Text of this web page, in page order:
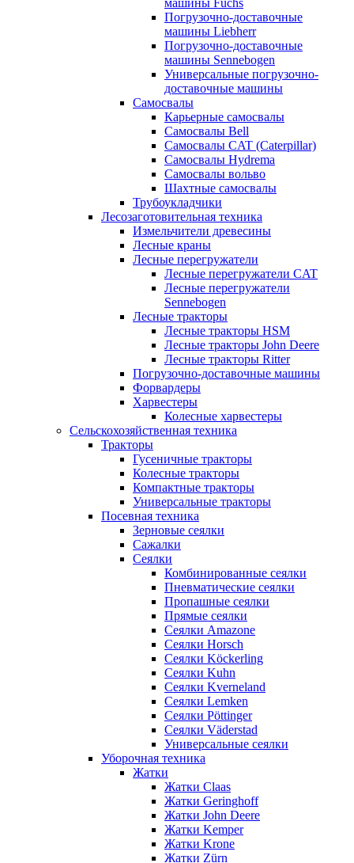
машины Fuchs
Погрузочно-доставочные
машины Liebherr
Погрузочно-доставочные
машины Sennebogen
Универсальные погрузочно-
доставочные машины
Самосвалы
Карьерные самосвалы
Самосвалы Bell
Самосвалы CAT (Caterpillar)
Самосвалы Hydrema
Самосвалы вольво
Шахтные самосвалы
Трубоукладчики
Лесозаготовительная техника
Измельчители древесины
Лесные краны
Лесные перегружатели
Лесные перегружатели CAT
Лесные перегружатели
Sennebogen
Лесные тракторы
Лесные тракторы HSM
Лесные тракторы John Deere
Лесные тракторы Ritter
Погрузочно-доставочные машины
Форвардеры
Харвестеры
Колесные харвестеры
Сельскохозяйственная техника
Тракторы
Гусеничные тракторы
Колесные тракторы
Компактные тракторы
Универсальные тракторы
Посевная техника
Зерновые сеялки
Сажалки
Сеялки
Комбинированные сеялки
Пневматические сеялки
Пропашные сеялки
Прямые сеялки
Сеялки Amazone
Сеялки Horsch
Сеялки Köckerling
Сеялки Kuhn
Сеялки Kverneland
Сеялки Lemken
Сеялки Pöttinger
Сеялки Väderstad
Универсальные сеялки
Уборочная техника
Жатки
Жатки Claas
Жатки Geringhoff
Жатки John Deere
Жатки Kemper
Жатки Krone
Жатки Zürn